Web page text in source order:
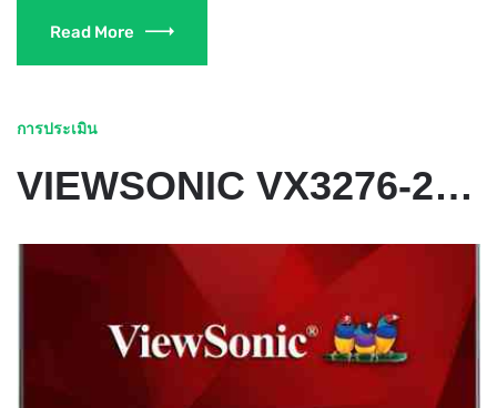
Read More
การประเมิน
VIEWSONIC VX3276-2K-MHD หน้าจอเพื่อความบันเทิง 1440P ขนาด 32 นิ้ว รุ่น